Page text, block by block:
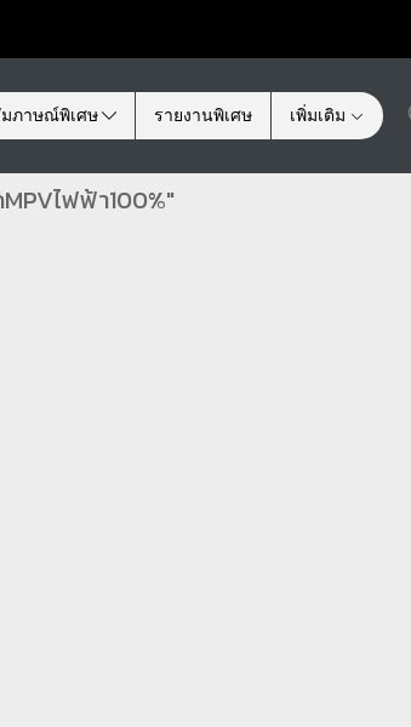
ภาษณ์พิเศษ รายงานพิเศษ เพิ่มเติม
ไฟฟ้า100%"